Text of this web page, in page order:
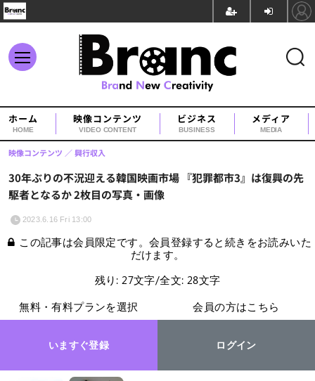
ホーム
HOME
映像コンテンツ
VIDEO CONTENT
ビジネス
BUSINESS
メディア
MEDIA
30年ぶりの不況迎える韓国映画市場 『犯罪都市3』は復興の先
駆者となるか 2枚目の写真・画像
映像コンテンツ 興行収入
2023.6.16 Fri 13:00
この記事は会員限定です。会員登録すると続きをお読みいた
だけます。
残り: 27文字/全文: 28文字
無料・有料プランを選択
いますぐ登録
会員の方はこちら
ログイン